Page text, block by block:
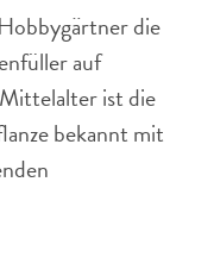
die
auf
ist die
bekannt mit